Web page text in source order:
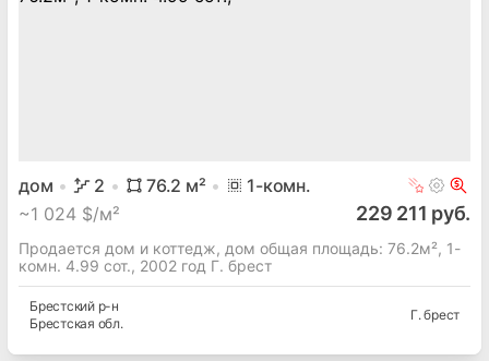
дом 2 76.2 м² 1-комн.
~1 024 $/м² 229 211 руб.
Продается дом и коттедж, дом общая площадь: 76.2м², 1-
комн. 4.99 сот., 2002 год Г. брест
Брестский р-н
Брестская обл.
Г. брест